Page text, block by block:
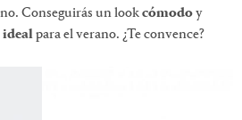
Conseguirás un lookcómodoy
idealpara el verano. ¿Te convence?